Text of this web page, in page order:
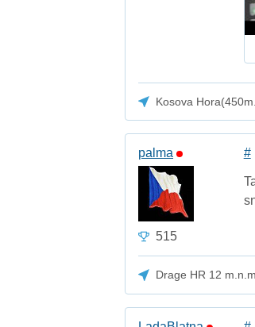
Kosova
palma
515
#
Drage HR 12 m.n.m